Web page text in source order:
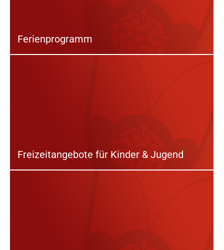
Ferienprogramm
Freizeitangebote für Kinder & Jugend